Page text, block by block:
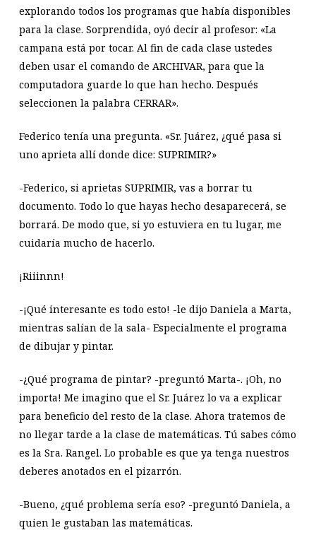
explorando todos los programas que había disponibles
para la clase. Sorprendida, oyó decir al profesor: «La
campana está por tocar. Al fin de cada clase ustedes
deben usar el comando de ARCHIVAR, para que la
computadora guarde lo que han hecho. Después
seleccionen la palabra CERRAR».
Federico tenía una pregunta. «Sr. Juárez, ¿qué pasa si
uno aprieta allí donde dice: SUPRIMIR?»
-Federico, si aprietas SUPRIMIR, vas a borrar tu
documento. Todo lo que hayas hecho desaparecerá, se
borrará. De modo que, si yo estuviera en tu lugar, me
cuidaría mucho de hacerlo.
¡Riiinnn!
-¡Qué interesante es todo esto! -le dijo Daniela a Marta,
mientras salían de la sala- Especialmente el programa
de dibujar y pintar.
-¿Qué programa de pintar? -preguntó Marta-. ¡Oh, no
importa! Me imagino que el Sr. Juárez lo va a explicar
para beneficio del resto de la clase. Ahora tratemos de
no llegar tarde a la clase de matemáticas. Tú sabes cómo
es la Sra. Rangel. Lo probable es que ya tenga nuestros
deberes anotados en el pizarrón.
-Bueno, ¿qué problema sería eso? -preguntó Daniela, a
quien le gustaban las matemáticas.